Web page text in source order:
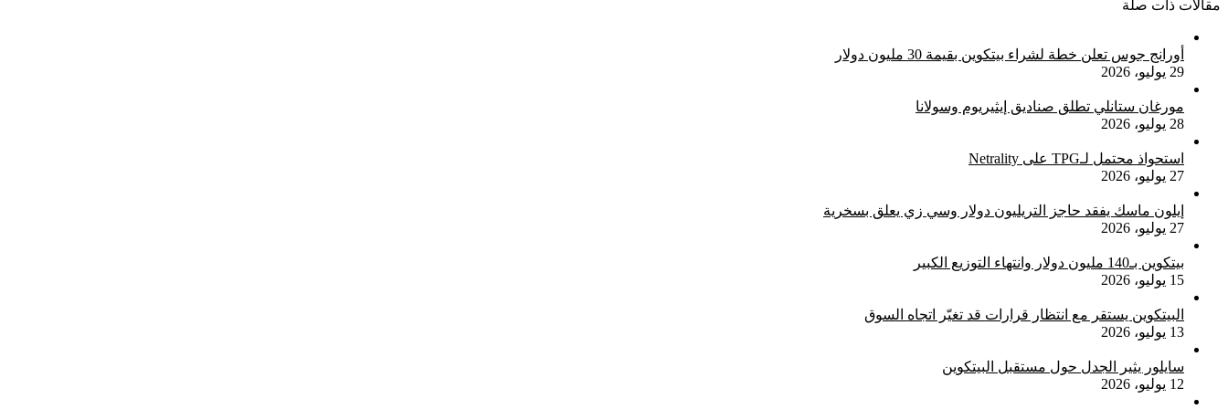
مقالات ذات صلة
أورانج جوس تعلن خطة لشراء بيتكوين بقيمة 30 مليون دولار
29 يوليو، 2026
مورغان ستانلي تطلق صناديق إيثيريوم وسولانا
28 يوليو، 2026
استحواذ محتمل لـTPG على Netrality
27 يوليو، 2026
إيلون ماسك يفقد حاجز التريليون دولار وسي زي يعلق بسخرية
27 يوليو، 2026
بيتكوين بـ140 مليون دولار وانتهاء التوزيع الكبير
15 يوليو، 2026
البيتكوين يستقر مع انتظار قرارات قد تغيّر اتجاه السوق
13 يوليو، 2026
سايلور يثير الجدل حول مستقبل البيتكوين
12 يوليو، 2026